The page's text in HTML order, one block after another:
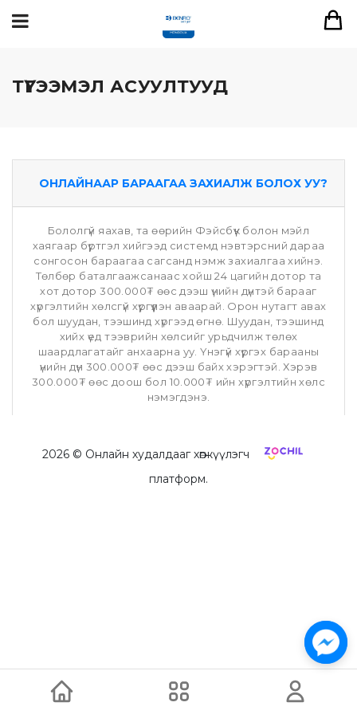
ТҮГЭЭМЭЛ АСУУЛТУУД
ОНЛАЙНААР БАРААГАА ЗАХИАЛЖ БОЛОХ УУ?
Бололгүй яахав, та өөрийн Фэйсбүүк болон мэйл
хаягаар бүртгэл хийгээд системд нэвтэрсний дараа
сонгосон бараагаа сагсанд нэмж захиалгаа хийнэ.
Төлбөр баталгаажсанаас хойш 24 цагийн дотор та
хот дотор 300.000₮ өөс дээш үнийн дүнтэй барааг
хүргэлтийн хөлсгүй хүргүүлэн аваарай. Орон нутагт авах
бол шуудан, тээшинд хүргээд өгнө. Шуудан, тээшинд
хийх үед тээврийн хөлсийг урьдчилж төлөх
шаардлагатайг анхаарна уу. Үнэгүй хүргэх барааны
үнийн дүн 300.000₮ өөс дээш байх хэрэгтэй. Хэрэв
300.000₮ өөс доош бол 10.000₮ ийн хүргэлтийн хөлс
нэмэгдэнэ.
2026 © Онлайн худалдааг хөгжүүлэгч
платформ.